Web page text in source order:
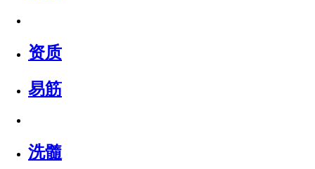
资质
易筋
洗髓